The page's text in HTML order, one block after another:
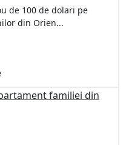
de 100 de dolari pe
din Orien...